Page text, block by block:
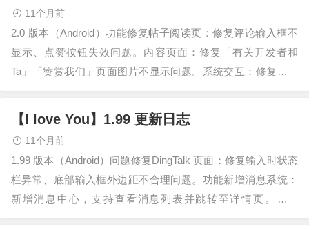
11个月前
2.0 版本（Android）功能修复帖子阅读页：修复评论输入框不
显示、点赞按钮失效问题。内容页面：修复「有关开发者和
Ta」「赞赏我们」页面图片不显示问题。系统交互：修复更新
【I love You】1.99 更新日志
11个月前
1.99 版本（Android）问题修复DingTalk 页面：修复输入时状态
栏异常、底部输入框外边距不合理问题。功能新增消息系统：
新增消息中心，支持查看消息列表并跳转至详情页。地图